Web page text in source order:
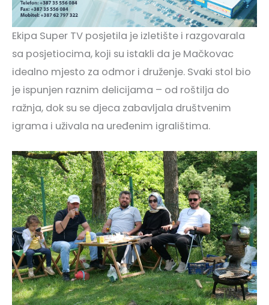
Ekipa Super TV posjetila je izletište i razgovarala
sa posjetiocima, koji su istakli da je Mačkovac
idealno mjesto za odmor i druženje. Svaki stol bio
je ispunjen raznim delicijama – od roštilja do
ražnja, dok su se djeca zabavljala društvenim
igrama i uživala na uređenim igralištima.